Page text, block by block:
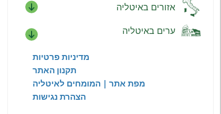
אזורים באיטליה
ערים באיטליה
מדיניות פרטיות
תקנון האתר
מפת אתר | המומחים לאיטליה
הצהרת נגישות